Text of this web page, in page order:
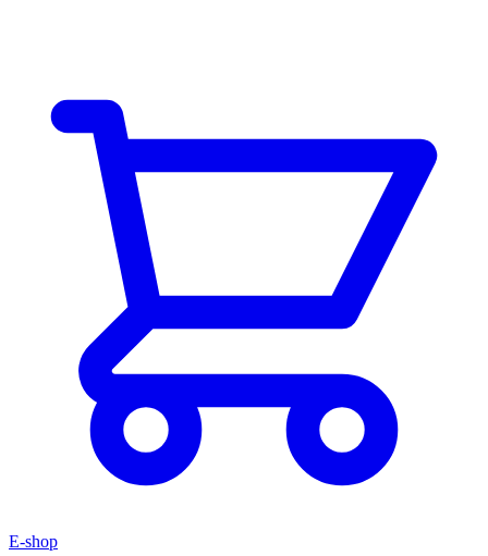
E-shop